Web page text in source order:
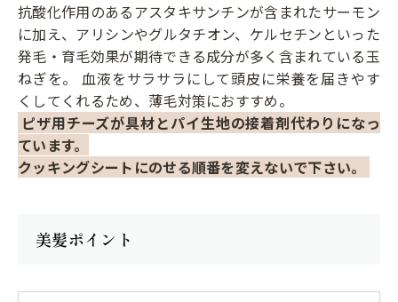
抗酸化作用のあるアスタキサンチンが含まれたサーモン
に加え、アリシンやグルタチオン、ケルセチンといった
発毛・育毛効果が期待できる成分が多く含まれている玉
ねぎを。 血液をサラサラにして頭皮に栄養を届きやす
くしてくれるため、薄毛対策におすすめ。
ピザ用チーズが具材とパイ生地の接着剤代わりになっ
ています。
クッキングシートにのせる順番を変えないで下さい。
美髪ポイント